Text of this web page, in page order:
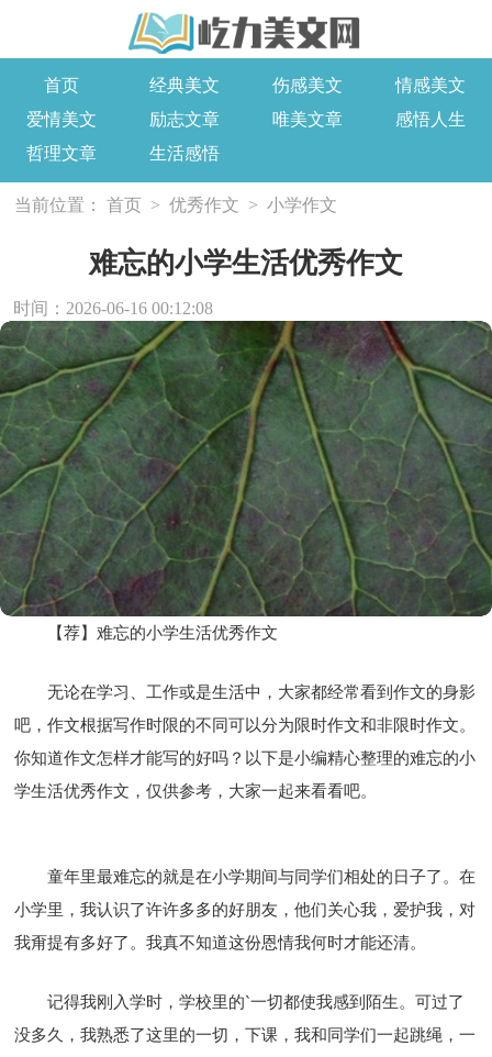
首页 经典美文 伤感美文
情感美文
爱情美文
励志文章 唯美文章
感悟人生
哲理文章
生活感悟
当前位置： 首页 > 优秀作文 > 小学作文
难忘的小学生活优秀作文
时间：2026-06-16 00:12:08
【荐】难忘的小学生活优秀作文
无论在学习、工作或是生活中，大家都经常看到作文的身影
吧，作文根据写作时限的不同可以分为限时作文和非限时作文。
你知道作文怎样才能写的好吗？以下是小编精心整理的难忘的小
学生活优秀作文，仅供参考，大家一起来看看吧。
童年里最难忘的就是在小学期间与同学们相处的日子了。在
小学里，我认识了许许多多的好朋友，他们关心我，爱护我，对
我甭提有多好了。我真不知道这份恩情我何时才能还清。
记得我刚入学时，学校里的`一切都使我感到陌生。可过了
没多久，我熟悉了这里的一切，下课，我和同学们一起跳绳，一